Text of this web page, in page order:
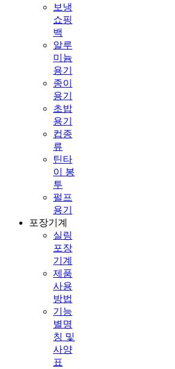
보냉
쇼핑
백
알루
미늄
용기
종이
용기
초밥
용기
컵종
류
틴타
이 봉
투
펄프
용기
포장기계
실링
포장
기계
제품
사용
방법
기능
별명
칭 및
사양
표